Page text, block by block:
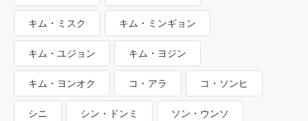
キム・ミスク キム・ミンギョン
キム・ユジョン キム・ヨジン
キム・ヨンオク コ・アラ コ・ソンヒ
シニ シン・ドンミ ソン・ウンソ